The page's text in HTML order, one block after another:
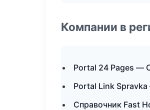
Компании в
Portal 24 Pages —
Portal Link
Справочник Fast